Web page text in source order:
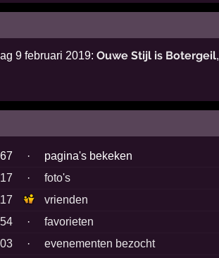
9 februari 2019: Ouwe Stijl is Botergeil,
·
pagina's bekeken
17
·
foto's
vrienden
54
·
favorieten
·
evenementen bezocht